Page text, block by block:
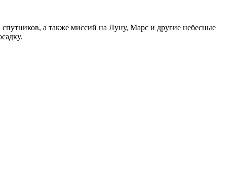
а также миссий на Луну, Марс и другие небесные